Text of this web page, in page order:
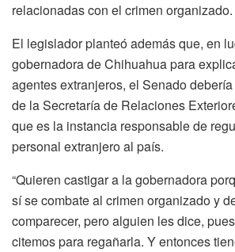
relacionadas con el crimen organizado.
El legislador planteó además que, en
gobernadora de Chihuahua para
agentes extranjeros, el Senado
de la Secretaría de Relaciones
que es la instancia responsable de
personal extranjero al país.
“Quieren castigar a la gobernadora
sí se combate al crimen organizado y
comparecer, pero alguien les dice,
citemos para regañarla. Y entonces